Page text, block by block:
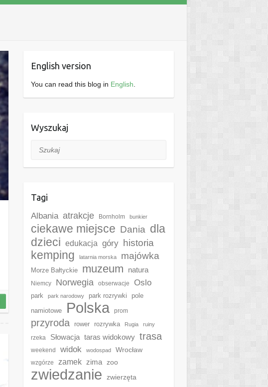
English version
You can read this blog in English
Wyszukaj
Szukaj
Tagi
Albania atrakcje Bornholm bunkier
ciekawe miejsce Dania dla
dzieci edukacja góry historia
kemping latarnia morska majówka
Morze Bałtyckie muzeum natura
Niemcy Norwegia obserwacje Oslo
park park narodowy park rozrywki
pole
namiotowe
Polska prom
przyroda rower rozrywka Rugia ruiny
rzeka Słowacja taras widokowy trasa
weekend widok wodospad Wrocław
wzgórze zamek zima zoo
zwiedzanie zwierzęta